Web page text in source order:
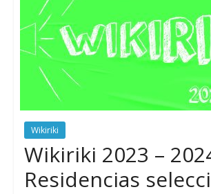
Wikiriki
Wikiriki 2023 –
Residencias